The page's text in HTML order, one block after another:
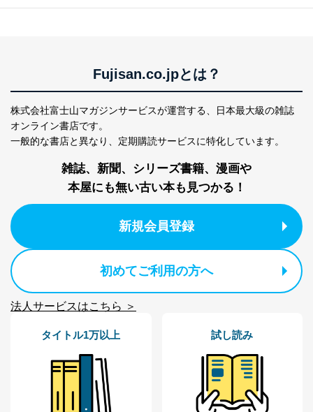
Fujisan.co.jpとは？
株式会社富士山マガジンサービスが運営する、
日本最大級の雑誌
オンライン書店です。
一般的な書店と異なり、 定期購読サービスに特化しています。
雑誌、新聞、シリーズ書籍、漫画や
本屋にも無い古い本も見つかる！
新規会員登録
初めてご利用の方へ
法人サービスはこちら ＞
タイトル1万以上 試し読み